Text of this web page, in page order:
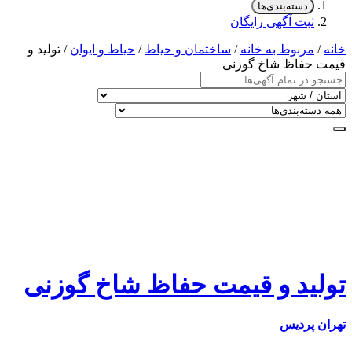
دسته‌بندی‌ها
ثبت آگهی رایگان
خانه/ مربوط به خانه/ ساختمان و حیاط/ حیاط و ایوان/ تولید و
قیمت حفاظ شاخ گوزنی
تولید و قیمت حفاظ شاخ گوزنی
تهران پردیس